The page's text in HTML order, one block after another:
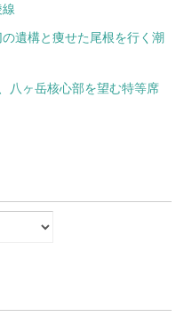
遺構と痩せた尾根を行く潮
八ヶ岳核心部を望む特等席